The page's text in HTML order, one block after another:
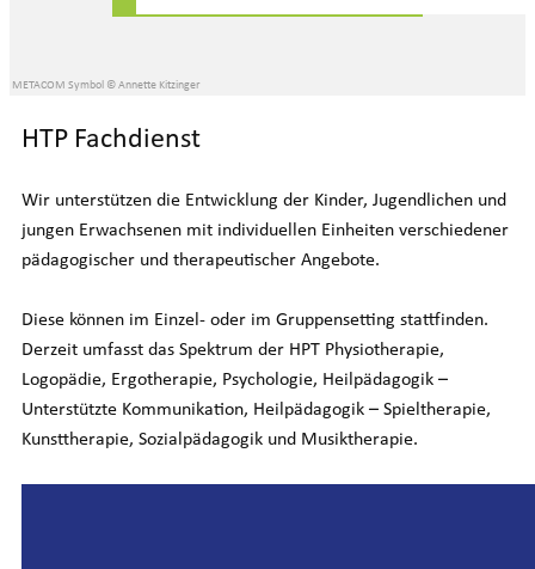
METACOM Symbol © Annette Kitzinger
HTP Fachdienst
Wir unterstützen die Entwicklung der Kinder, Jugendlichen und
jungen Erwachsenen mit individuellen Einheiten verschiedener
pädagogischer und therapeutischer Angebote.
Diese können im Einzel- oder im Gruppensetting stattfinden.
Derzeit umfasst das Spektrum der HPT Physiotherapie,
Logopädie, Ergotherapie, Psychologie, Heilpädagogik –
Unterstützte Kommunikation, Heilpädagogik – Spieltherapie,
Kunsttherapie, Sozialpädagogik und Musiktherapie.